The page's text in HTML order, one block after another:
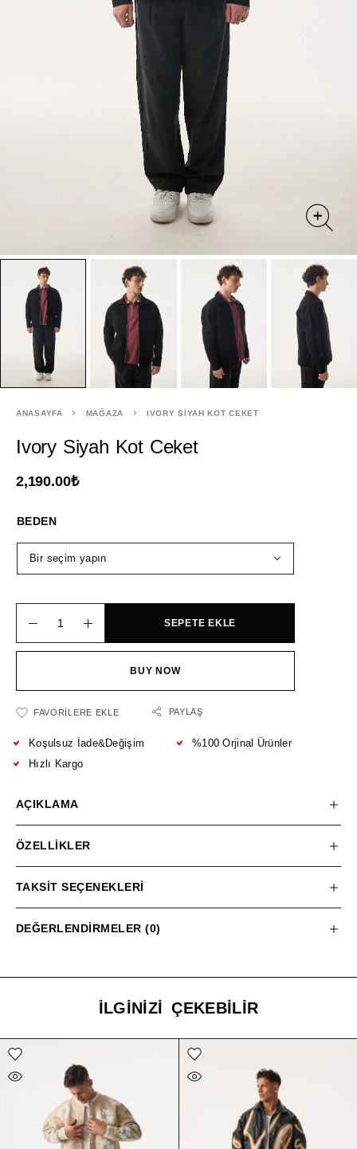
ANASAYFA MAĞAZA IVORY SIYAH KOT CEKET
Ivory Siyah Kot Ceket
2,190.00₺
BEDEN
SEPETE EKLE
BUY NOW
FAVORILERE EKLE PAYLAŞ
Koşulsuz İade&Değişim
Hızlı Kargo
%100 Orjinal Ürünler
AÇIKLAMA
ÖZELLIKLER
TAKSIT SEÇENEKLERI
DEĞERLENDIRMELER (0)
İLGINIZI ÇEKEBILIR